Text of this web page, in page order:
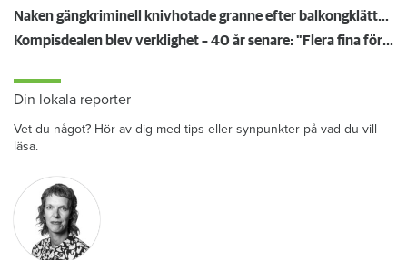
Naken gängkriminell knivhotade granne efter balkongklättring
Kompisdealen blev verklighet – 40 år senare: "Flera fina fördelar med att dela bostad"
Din lokala reporter
Vet du något? Hör av dig med tips eller synpunkter på vad du vill
läsa.